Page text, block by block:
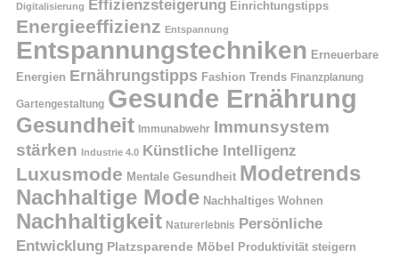
Digitalisierung Effizienzsteigerung Einrichtungstipps
Energieeffizienz Entspannung
Entspannungstechniken Erneuerbare
Energien Ernährungstipps Fashion Trends Finanzplanung
Gartengestaltung Gesunde Ernährung
Gesundheit Immunabwehr Immunsystem
stärken Industrie 4.0 Künstliche Intelligenz
Luxusmode Mentale Gesundheit Modetrends
Nachhaltige Mode Nachhaltiges Wohnen
Nachhaltigkeit Naturerlebnis Persönliche
Entwicklung Platzsparende Möbel Produktivität steigern